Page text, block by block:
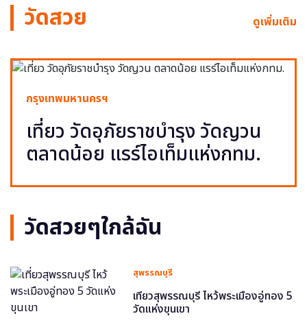
วัดสวย ดูเพิ่มเติม
กรุงเทพมหานครฯ
เที่ยว วัดอุภัยราชบำรุง วัดญวน
ตลาดน้อย แรร์ไอเท็มแห่งกทม.
วัดสวยๆใกล้ฉัน
สุพรรณบุรี
เที่ยวสุพรรณบุรี ไหว้พระเมืองอู่ทอง 5
วัดแห่งขุนเขา